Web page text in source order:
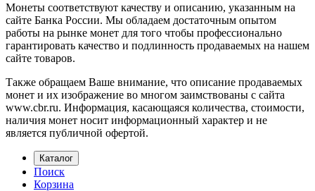
Монеты соответствуют качеству и описанию, указанным на
сайте Банка России. Мы обладаем достаточным опытом
работы на рынке монет для того чтобы профессионально
гарантировать качество и подлинность продаваемых на нашем
сайте товаров.
Также обращаем Ваше внимание, что описание продаваемых
монет и их изображение во многом заимствованы с сайта
www.cbr.ru. Информация, касающаяся количества, стоимости,
наличия монет носит информационный характер и не
является публичной офертой.
Каталог
Поиск
Корзина